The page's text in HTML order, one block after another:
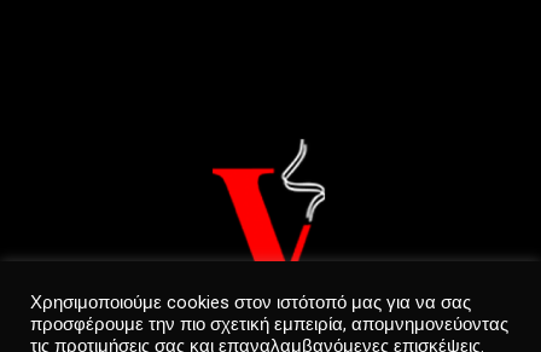
Χρησιμοποιούμε cookies στον ιστότοπό μας για να σας
προσφέρουμε την πιο σχετική εμπειρία, απομνημονεύοντας
τις προτιμήσεις σας και επαναλαμβανόμενες επισκέψεις.